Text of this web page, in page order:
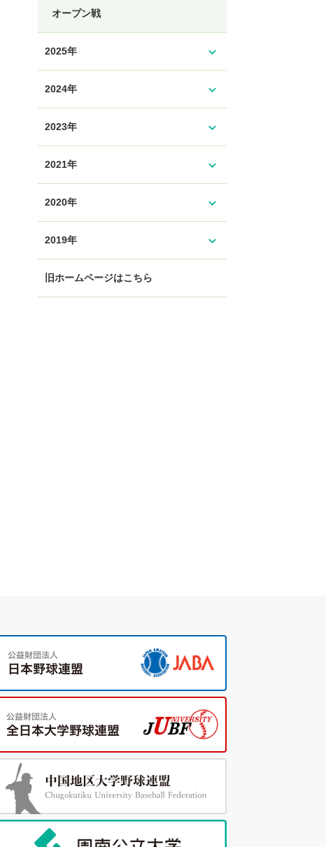
オープン戦
2025年 expand_more
2024年 expand_more
2023年 expand_more
2021年 expand_more
2020年 expand_more
2019年 expand_more
旧ホームページはこちら